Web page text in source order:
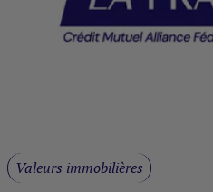
Valeurs immobilières